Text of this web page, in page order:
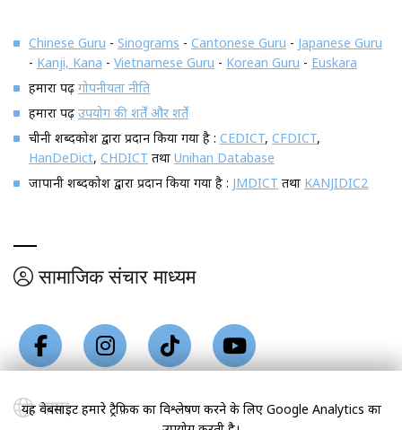
Chinese Guru - Sinograms - Cantonese Guru - Japanese Guru
- Kanji, Kana - Vietnamese Guru - Korean Guru - Euskara
हमारा पढ़ें गोपनीयता नीति
हमारा पढ़ें उपयोग की शर्तें और शर्तें
चीनी शब्दकोश द्वारा प्रदान किया गया है : CEDICT, CFDICT,
HanDeDict, CHDICT तथा Unihan Database
जापानी शब्दकोश द्वारा प्रदान किया गया है : JMDICT तथा KANJIDIC2
सामाजिक संचार माध्यम
भाषा
यह वेबसाइट हमारे ट्रैफ़िक का विश्लेषण करने के लिए Google Analytics का